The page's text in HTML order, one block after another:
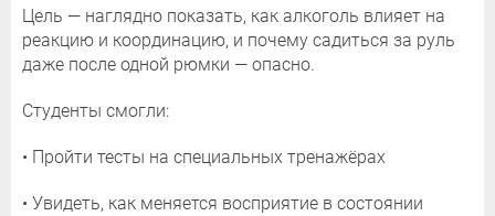
Цель — наглядно показать, как алкоголь влияет на
реакцию и координацию, и почему садиться за руль
даже после одной рюмки — опасно.
Студенты смогли:
• Пройти тесты на специальных тренажёрах
• Увидеть, как меняется восприятие в состоянии